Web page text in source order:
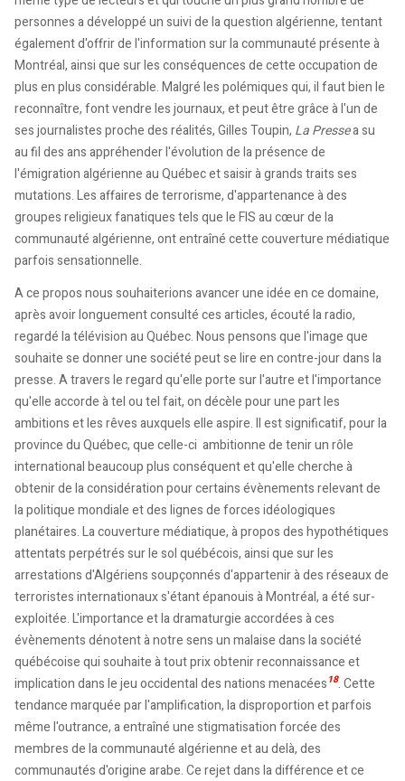
personnes a développé un suivi de la question algérienne, tentant
également d'offrir de l'information sur la communauté présente à
Montréal, ainsi que sur les conséquences de cette occupation de
plus en plus considérable. Malgré les polémiques qui, il faut bien le
reconnaître, font vendre les journaux, et peut être grâce à l'un de
ses journalistes proche des réalités, Gilles Toupin, La Pressea su
au fil des ans appréhender l'évolution de la présence de
l'émigration algérienne au Québec et saisir à grands traits ses
mutations. Les affaires de terrorisme, d'appartenance à des
groupes religieux fanatiques tels que le FIS au cœur de la
communauté algérienne, ont entraîné cette couverture médiatique
parfois sensationnelle.
A ce propos nous souhaiterions avancer une idée en ce domaine,
après avoir longuement consulté ces articles, écouté la radio,
regardé la télévision au Québec. Nous pensons que l'image que
souhaite se donner une société peut se lire en contre-jour dans la
presse. A travers le regard qu'elle porte sur l'autre et l'importance
qu'elle accorde à tel ou tel fait, on décèle pour une part les
ambitions et les rêves auxquels elle aspire. Il est significatif, pour la
province du Québec, que celle-ci ambitionne de tenir un rôle
international beaucoup plus conséquent et qu'elle cherche à
obtenir de la considération pour certains évènements relevant de
la politique mondiale et des lignes de forces idéologiques
planétaires. La couverture médiatique, à propos des hypothétiques
attentats perpétrés sur le sol québécois, ainsi que sur les
arrestations d'Algériens soupçonnés d'appartenir à des réseaux de
terroristes internationaux s'étant épanouis à Montréal, a été sur-
exploitée. L'importance et la dramaturgie accordées à ces
évènements dénotent à notre sens un malaise dans la société
québécoise qui souhaite à tout prix obtenir reconnaissance et
implication dans le jeu occidental des nations menacées 18. Cette
tendance marquée par l'amplification, la disproportion et parfois
même l'outrance, a entraîné une stigmatisation forcée des
membres de la communauté algérienne et au delà, des
communautés d'origine arabe. Ce rejet dans la différence et ce